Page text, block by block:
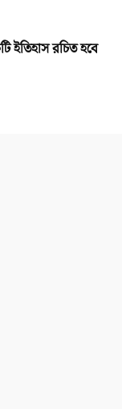
ইতিহাস রচিত হবে